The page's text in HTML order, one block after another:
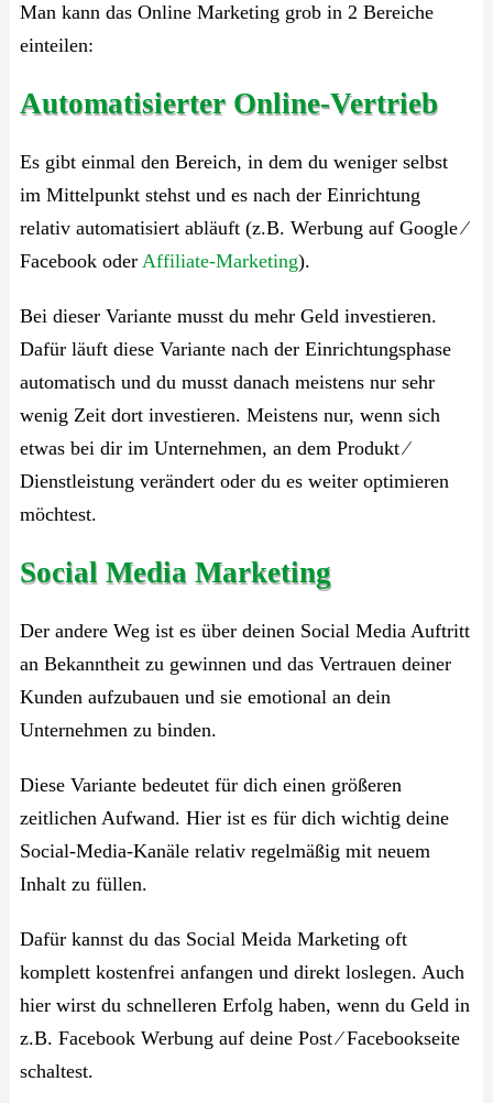
Man kann das Online Marketing grob in 2 Bereiche
einteilen:
Automatisierter Online-Vertrieb
Es gibt einmal den Bereich, in dem du weniger selbst
im Mittelpunkt stehst und es nach der Einrichtung
relativ automatisiert abläuft (z.B. Werbung auf Google ⁄
Facebook oder Affiliate-Marketing).
Bei dieser Variante musst du mehr Geld investieren.
Dafür läuft diese Variante nach der Einrichtungsphase
automatisch und du musst danach meistens nur sehr
wenig Zeit dort investieren. Meistens nur, wenn sich
etwas bei dir im Unternehmen, an dem Produkt ⁄
Dienstleistung verändert oder du es weiter optimieren
möchtest.
Social Media Marketing
Der andere Weg ist es über deinen Social Media Auftritt
an Bekanntheit zu gewinnen und das Vertrauen deiner
Kunden aufzubauen und sie emotional an dein
Unternehmen zu binden.
Diese Variante bedeutet für dich einen größeren
zeitlichen Aufwand. Hier ist es für dich wichtig deine
Social-Media-Kanäle relativ regelmäßig mit neuem
Inhalt zu füllen.
Dafür kannst du das Social Meida Marketing oft
komplett kostenfrei anfangen und direkt loslegen. Auch
hier wirst du schnelleren Erfolg haben, wenn du Geld in
z.B. Facebook Werbung auf deine Post ⁄ Facebookseite
schaltest.